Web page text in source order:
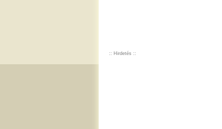
:: Hirdetés ::